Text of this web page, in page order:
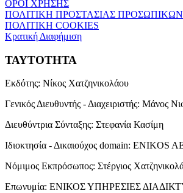
ΟΡΟΙ ΧΡΗΣΗΣ
ΠΟΛΙΤΙΚΗ ΠΡΟΣΤΑΣΙΑΣ
ΠΟΛΙΤΙΚΗ COOKIES
Κρατική Διαφήμιση
ΤΑΥΤΟΤΗΤΑ
Εκδότης: Νίκος Χατζηνικολάου
Γενικός Διευθυντής - Διαχειριστής: Μάνος
Διευθύντρια Σύνταξης: Στεφανία Κασίμη
Ιδιοκτησία - Δικαιούχος domain: ENIKOS
Νόμιμος Εκπρόσωπος: Στέργιος
Επωνυμία: ΕΝΙΚΟΣ ΥΠΗΡΕΣΙΕΣ